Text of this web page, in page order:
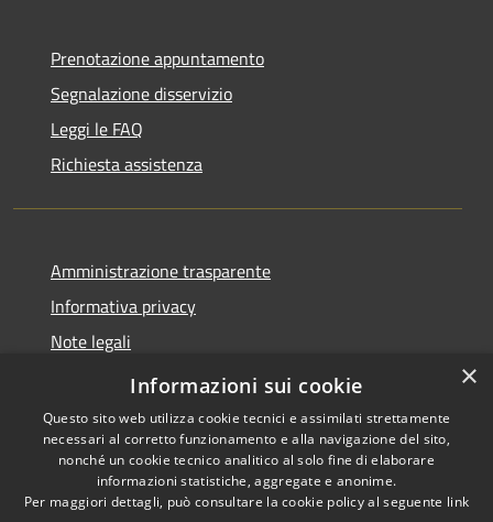
Prenotazione appuntamento
Segnalazione disservizio
Leggi le FAQ
Richiesta assistenza
Amministrazione trasparente
Informativa privacy
Note legali
Dichiarazione di accessibilità
Accessibilità
Copyright © 2026 • Comune di
Adrara San Rocco • Powered
×
Informazioni sui cookie
Questo sito web utilizza cookie tecnici e assimilati strettamente
necessari al corretto funzionamento e alla navigazione del sito,
nonché un cookie tecnico analitico al solo fine di elaborare
informazioni statistiche, aggregate e anonime.
Per maggiori dettagli, può consultare la cookie policy al seguente link